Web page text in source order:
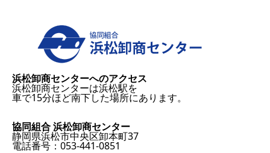
浜松卸商センターへのアクセス
浜松卸商センターは浜松駅を
車で15分ほど南下した場所にあります。
協同組合 浜松卸商センター
静岡県浜松市中央区卸本町37
電話番号：053-441-0851